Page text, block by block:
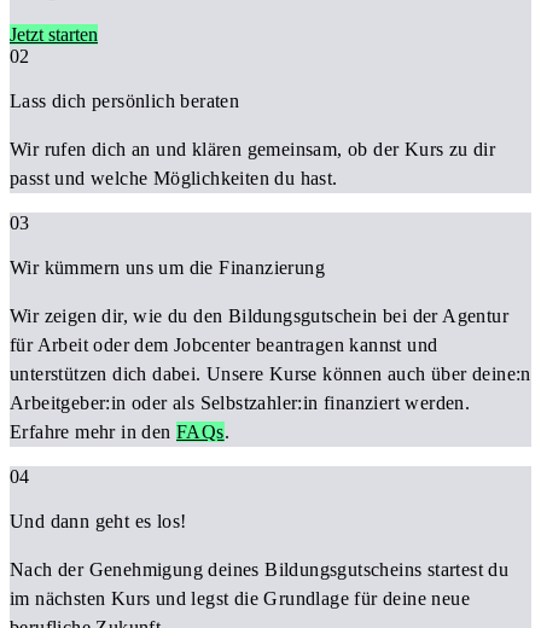
Jetzt starten
02
Lass dich persönlich beraten
Wir rufen dich an und klären gemeinsam, ob der Kurs zu dir
passt und welche Möglichkeiten du hast.
03
Wir kümmern uns um die Finanzierung
Wir zeigen dir, wie du den Bildungsgutschein bei der Agentur
für Arbeit oder dem Jobcenter beantragen kannst und
unterstützen dich dabei. Unsere Kurse können auch über deine:n
Arbeitgeber:in oder als Selbstzahler:in finanziert werden.
Erfahre mehr in denFAQs.
04
Und dann geht es los!
Nach der Genehmigung deines Bildungsgutscheins startest du
im nächsten Kurs und legst die Grundlage für deine neue